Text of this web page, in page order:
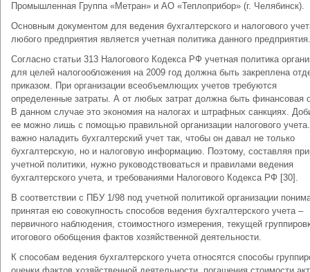
Промышленная Группа «Метран» и АО «Теплоприбор» (г. Челябинск).
Основным документом для ведения бухгалтерского и налогового
любого предприятия является учетная политика данного предприятия.
Согласно статьи 313 Налогового Кодекса РФ учетная политика
для целей налогообложения на 2009 год должна быть закреплена
приказом. При организации всеобъемлющих учетов требуются
определенные затраты. А от любых затрат должна быть финансовая
В данном случае это экономия на налогах и штрафных санкциях.
ее можно лишь с помощью правильной организации налогового
важно наладить бухгалтерский учет так, чтобы он давал не только
бухгалтерскую, но и налоговую информацию. Поэтому, составляя
учетной политики, нужно руководствоваться и правилами ведения
бухгалтерского учета, и требованиями Налогового Кодекса РФ [30].
В соответствии с ПБУ 1/98 под учетной политикой организации
принятая ею совокупность способов ведения бухгалтерского учета –
первичного наблюдения, стоимостного измерения, текущей
итогового обобщения фактов хозяйственной деятельности.
К способам ведения бухгалтерского учета относятся способы